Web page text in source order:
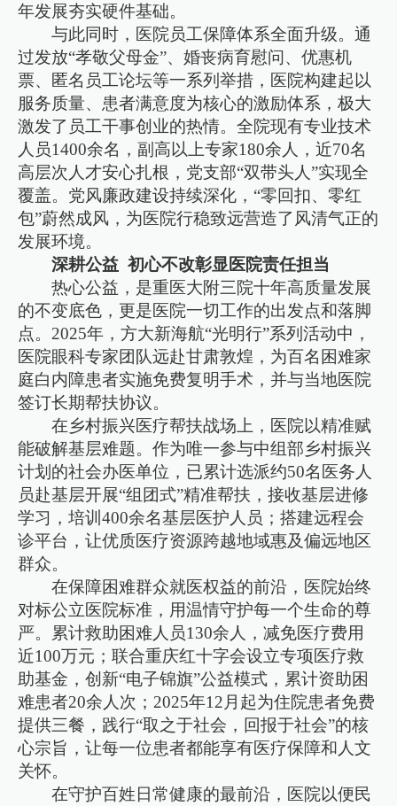
年发展夯实硬件基础。
与此同时，医院员工保障体系全面升级。通
过发放“孝敬父母金”、婚丧病育慰问、优惠机
票、匿名员工论坛等一系列举措，医院构建起以
服务质量、患者满意度为核心的激励体系，极大
激发了员工干事创业的热情。全院现有专业技术
人员1400余名，副高以上专家180余人，近70名
高层次人才安心扎根，党支部“双带头人”实现全
覆盖。党风廉政建设持续深化，“零回扣、零红
包”蔚然成风，为医院行稳致远营造了风清气正的
发展环境。
深耕公益 初心不改彰显医院责任担当
热心公益，是重医大附三院十年高质量发展
的不变底色，更是医院一切工作的出发点和落脚
点。2025年，方大新海航“光明行”系列活动中，
医院眼科专家团队远赴甘肃敦煌，为百名困难家
庭白内障患者实施免费复明手术，并与当地医院
签订长期帮扶协议。
在乡村振兴医疗帮扶战场上，医院以精准赋
能破解基层难题。作为唯一参与中组部乡村振兴
计划的社会办医单位，已累计选派约50名医务人
员赴基层开展“组团式”精准帮扶，接收基层进修
学习，培训400余名基层医护人员；搭建远程会
诊平台，让优质医疗资源跨越地域惠及偏远地区
群众。
在保障困难群众就医权益的前沿，医院始终
对标公立医院标准，用温情守护每一个生命的尊
严。累计救助困难人员130余人，减免医疗费用
近100万元；联合重庆红十字会设立专项医疗救
助基金，创新“电子锦旗”公益模式，累计资助困
难患者20余人次；2025年12月起为住院患者免费
提供三餐，践行“取之于社会，回报于社会”的核
心宗旨，让每一位患者都能享有医疗保障和人文
关怀。
在守护百姓日常健康的最前沿，医院以便民